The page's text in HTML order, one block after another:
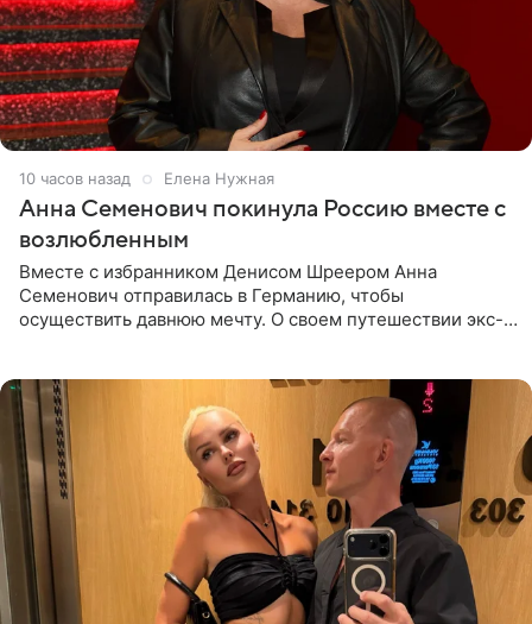
10 часов назад Елена Нужная
Анна Семенович покинула Россию вместе с
возлюбленным
Вместе с избранником Денисом Шреером Анна
Семенович отправилась в Германию, чтобы
осуществить давнюю мечту. О своем путешествии экс-